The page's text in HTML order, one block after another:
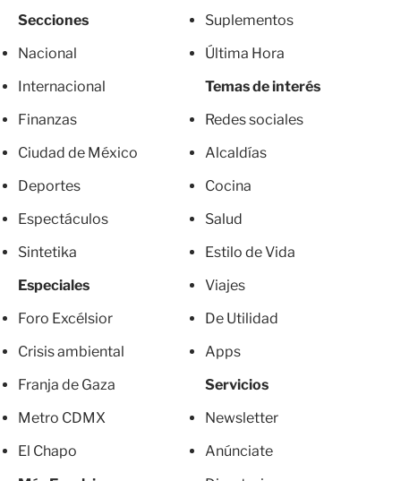
Secciones
Nacional
Internacional
Finanzas
Ciudad de México
Deportes
Espectáculos
Sintetika
Especiales
Foro Excélsior
Crisis ambiental
Franja de Gaza
Metro CDMX
El Chapo
Suplementos
Última Hora
Temas de interés
Redes sociales
Alcaldías
Cocina
Salud
Estilo de Vida
Viajes
De Utilidad
Apps
Servicios
Newsletter
Anúnciate